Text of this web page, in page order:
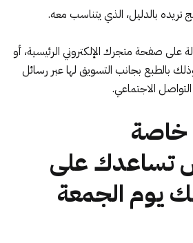
تريده بالدليل، الذي يتناسب معه.
صفحة متجرك الإلكتروني الرئيسية، أو
بالطبع بجانب التسويق لها عبر رسائل
التواصل الاجتماعي.
خاصة
تساعدك على
يوم الجمعة